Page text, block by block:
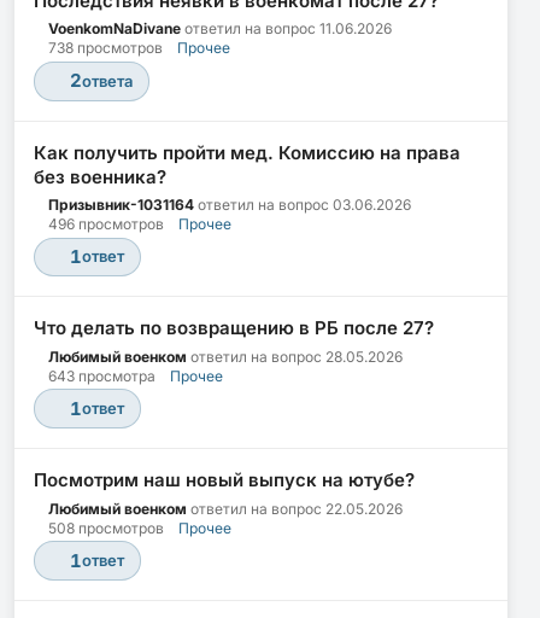
VoenkomNaDivane ответил на вопрос 11.06.2026
738 просмотров
Прочее
2ответа
Как получить пройти мед. Комиссию на права
без военника?
Призывник-1031164 ответил на вопрос 03.06.2026
496 просмотров
Прочее
1ответ
Что делать по возвращению в РБ после 27?
Любимый военком ответил на вопрос 28.05.2026
643 просмотра
Прочее
1ответ
Посмотрим наш новый выпуск на ютубе?
Любимый военком ответил на вопрос 22.05.2026
508 просмотров
Прочее
1ответ